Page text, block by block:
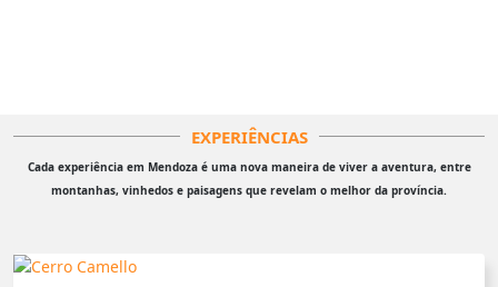
EXPERIÊNCIAS
Cada experiência em Mendoza é uma nova maneira de viver a aventura, entre
montanhas, vinhedos e paisagens que revelam o melhor da província.